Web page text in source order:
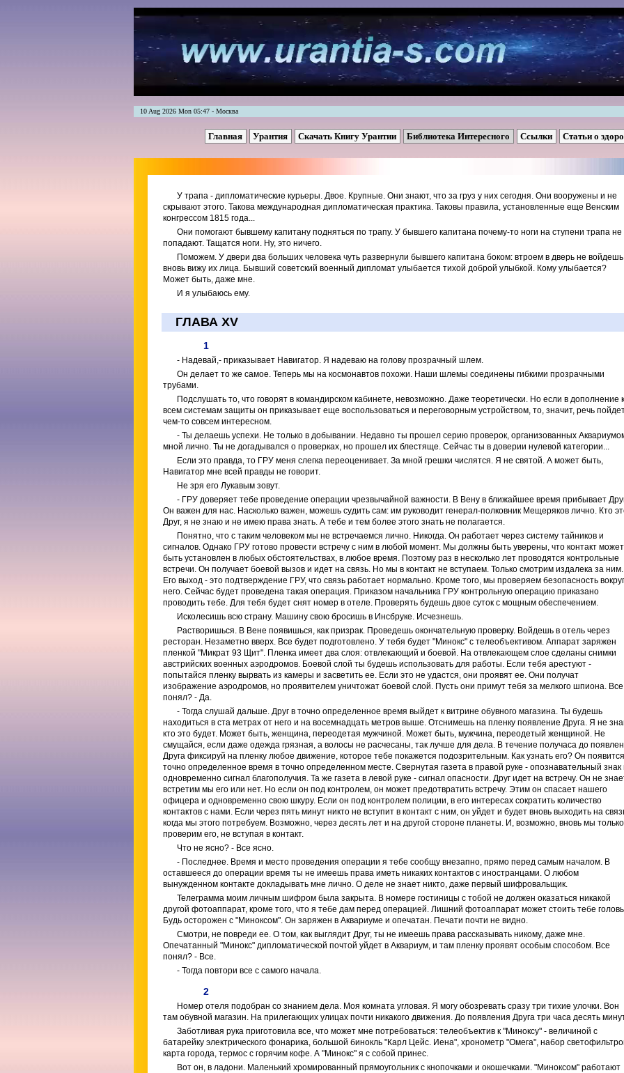
10 Aug 2026 Mon 05:47 - Москва
Главная Урантия Скачать Книгу Урантии Библиотека Интересного Ссылки Статьи о
У трапа - дипломатические курьеры. Двое. Крупные. Они знают, что за груз у них сегодня. Они вооружены и не
скрывают этого. Такова международная дипломатическая практика. Таковы правила, установленные еще Венским
конгрессом 1815 года...
Они помогают бывшему капитану подняться по трапу. У бывшего капитана почему-то ноги на ступени трапа не
попадают. Тащатся ноги. Ну, это ничего.
Поможем. У двери два больших человека чуть развернули бывшего капитана боком: втроем в дверь не
вновь вижу их лица. Бывший советский военный дипломат улыбается тихой доброй улыбкой. Кому улыбается?
Может быть, даже мне.
И я улыбаюсь ему.
ГЛАВА XV
1
- Надевай,- приказывает Навигатор. Я надеваю на голову прозрачный шлем.
Он делает то же самое. Теперь мы на космонавтов похожи. Наши шлемы соединены гибкими прозрачными
трубами.
Подслушать то, что говорят в командирском кабинете, невозможно. Даже теоретически. Но если в дополнение
всем системам защиты он приказывает еще воспользоваться и переговорным устройством, то, значит, речь
чем-то совсем интересном.
- Ты делаешь успехи. Не только в добывании. Недавно ты прошел серию проверок, организованных
мной лично. Ты не догадывался о проверках, но прошел их блестяще. Сейчас ты в доверии нулевой категории...
Если это правда, то ГРУ меня слегка переоценивает. За мной грешки числятся. Я не святой. А может быть,
Навигатор мне всей правды не говорит.
Не зря его Лукавым зовут.
- ГРУ доверяет тебе проведение операции чрезвычайной важности. В Вену в ближайшее время прибывает
Он важен для нас. Насколько важен, можешь судить сам: им руководит генерал-полковник Мещеряков лично. Кто
Друг, я не знаю и не имею права знать. А тебе и тем более этого знать не полагается.
Понятно, что с таким человеком мы не встречаемся лично. Никогда. Он работает через систему тайников и
сигналов. Однако ГРУ готово провести встречу с ним в любой момент. Мы должны быть уверены, что контакт может
быть установлен в любых обстоятельствах, в любое время. Поэтому раз в несколько лет проводятся контрольные
встречи. Он получает боевой вызов и идет на связь. Но мы в контакт не вступаем. Только смотрим издалека за ним.
Его выход - это подтверждение ГРУ, что связь работает нормально. Кроме того, мы проверяем безопасность вокруг
него. Сейчас будет проведена такая операция. Приказом начальника ГРУ контрольную операцию приказано
проводить тебе. Для тебя будет снят номер в отеле. Проверять будешь двое суток с мощным обеспечением.
Исколесишь всю страну. Машину свою бросишь в Инсбруке. Исчезнешь.
Растворишься. В Вене появишься, как призрак. Проведешь окончательную проверку. Войдешь в отель через
ресторан. Незаметно вверх. Все будет подготовлено. У тебя будет "Минокс" с телеобъективом. Аппарат заряжен
пленкой "Микрат 93 Щит". Пленка имеет два слоя: отвлекающий и боевой. На отвлекающем слое сделаны снимки
австрийских военных аэродромов. Боевой слой ты будешь использовать для работы. Если тебя арестуют -
попытайся пленку вырвать из камеры и засветить ее. Если это не удастся, они проявят ее. Они получат
изображение аэродромов, но проявителем уничтожат боевой слой. Пусть они примут тебя за мелкого шпиона. Все
понял? - Да.
- Тогда слушай дальше. Друг в точно определенное время выйдет к витрине обувного магазина. Ты будешь
находиться в ста метрах от него и на восемнадцать метров выше. Отснимешь на пленку появление Друга. Я не
кто это будет. Может быть, женщина, переодетая мужчиной. Может быть, мужчина, переодетый женщиной. Не
смущайся, если даже одежда грязная, а волосы не расчесаны, так лучше для дела. В течение получаса до
Друга фиксируй на пленку любое движение, которое тебе покажется подозрительным. Как узнать его? Он
точно определенное время в точно определенном месте. Свернутая газета в правой руке - опознавательный знак
одновременно сигнал благополучия. Та же газета в левой руке - сигнал опасности. Друг идет на встречу. Он не
встретим мы его или нет. Но если он под контролем, он может предотвратить встречу. Этим он спасает нашего
офицера и одновременно свою шкуру. Если он под контролем полиции, в его интересах сократить количество
контактов с нами. Если через пять минут никто не вступит в контакт с ним, он уйдет и будет вновь выходить на
когда мы этого потребуем. Возможно, через десять лет и на другой стороне планеты. И, возможно, вновь мы только
проверим его, не вступая в контакт.
Что не ясно? - Все ясно.
- Последнее. Время и место проведения операции я тебе сообщу внезапно, прямо перед самым началом. В
оставшееся до операции время ты не имеешь права иметь никаких контактов с иностранцами. О любом
вынужденном контакте докладывать мне лично. О деле не знает никто, даже первый шифровальщик.
Телеграмма моим личным шифром была закрыта. В номере гостиницы с тобой не должен оказаться никакой
другой фотоаппарат, кроме того, что я тебе дам перед операцией. Лишний фотоаппарат может стоить тебе
Будь осторожен с "Миноксом". Он заряжен в Аквариуме и опечатан. Печати почти не видно.
Смотри, не повреди ее. О том, как выглядит Друг, ты не имеешь права рассказывать никому, даже мне.
Опечатанный "Минокс" дипломатической почтой уйдет в Аквариум, и там пленку проявят особым способом. Все
понял? - Все.
- Тогда повтори все с самого начала.
2
Номер отеля подобран со знанием дела. Моя комната угловая. Я могу обозревать сразу три тихие улочки. Вон
там обувной магазин. На прилегающих улицах почти никакого движения. До появления Друга три часа десять
Заботливая рука приготовила все, что может мне потребоваться: телеобъектив к "Миноксу" - величиной с
батарейку электрического фонарика, большой бинокль "Карл Цейс. Иена", хронометр "Омега", набор
карта города, термос с горячим кофе. А "Минокс" я с собой принес.
Вот он, в ладони. Маленький хромированный прямоугольник с кнопочками и окошечками. "Миноксом" работают